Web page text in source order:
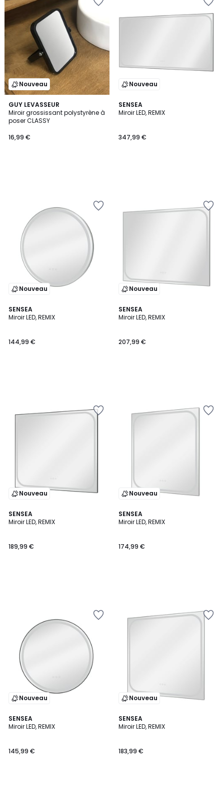
Nouveau
GUY LEVASSEUR
Miroir grossissant polystyrène à
poser CLASSY
16,99 €
Nouveau
SENSEA
Miroir LED, REMIX
347,99 €
Nouveau
SENSEA
Miroir LED, REMIX
144,99 €
Nouveau
SENSEA
Miroir LED, REMIX
207,99 €
Nouveau
SENSEA
Miroir LED, REMIX
189,99 €
Nouveau
SENSEA
Miroir LED, REMIX
174,99 €
Nouveau
SENSEA
Miroir LED, REMIX
145,99 €
Nouveau
SENSEA
Miroir LED, REMIX
183,99 €